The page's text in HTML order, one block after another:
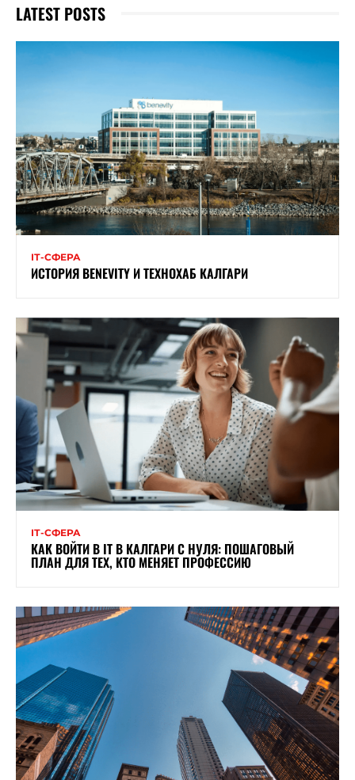
LATEST POSTS
ІТ-СФЕРА
ИСТОРИЯ BENEVITY И ТЕХНОХАБ КАЛГАРИ
ІТ-СФЕРА
КАК ВОЙТИ В IT В КАЛГАРИ С НУЛЯ: ПОШАГОВЫЙ
ПЛАН ДЛЯ ТЕХ, КТО МЕНЯЕТ ПРОФЕССИЮ